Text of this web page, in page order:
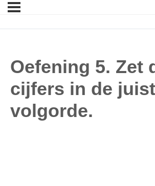
Oefening 5. Zet
cijfers in de
volgorde.